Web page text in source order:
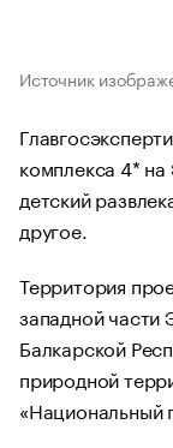
Источник
комплекса 4*
детский
другое.
Территория
западной части
Балкарской
природной
«Национальный